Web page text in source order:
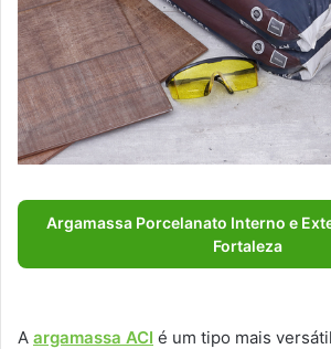
Argamassa Porcelanato Interno e
Fortaleza
A argamassa ACI é um tipo mais